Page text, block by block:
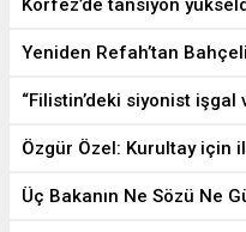
Özgür Özel: Kurultay için